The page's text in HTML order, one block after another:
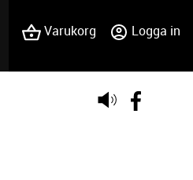
Varukorg Logga in
Lyssna